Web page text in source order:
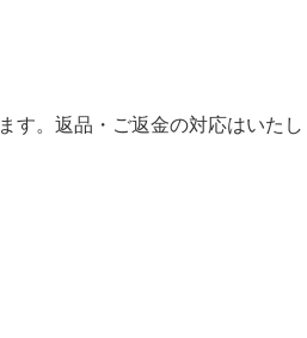
す。返品・ご返金の対応はいた